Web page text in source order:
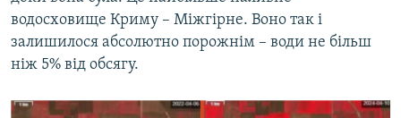
водосховище Криму – Міжгірне. Воно так і
залишилося абсолютно порожнім – води не більш
ніж 5% від обсягу.